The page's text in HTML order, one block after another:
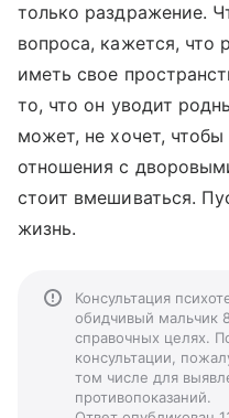
только раздражение.
вопроса, кажется, что
иметь свое
то, что он уводит
может, не хочет, чтобы
отношения с
стоит вмешиваться.
жизнь.
Консультация
обидчивый мальчик
справочных целях.
консультации,
том числе для
противопоказаний.